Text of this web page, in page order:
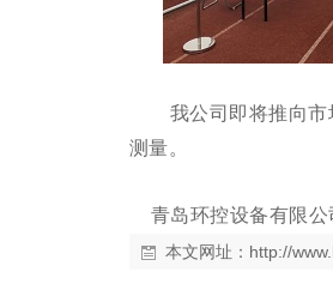
我公司即将推向市
测量。
青岛环控设备有限
本文网址： http://